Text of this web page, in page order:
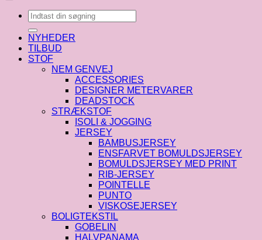
Søg
efter:
NYHEDER
TILBUD
STOF
NEM GENVEJ
ACCESSORIES
DESIGNER METERVARER
DEADSTOCK
STRÆKSTOF
ISOLI & JOGGING
JERSEY
BAMBUSJERSEY
ENSFARVET BOMULDSJERSEY
BOMULDSJERSEY MED PRINT
RIB-JERSEY
POINTELLE
PUNTO
VISKOSEJERSEY
BOLIGTEKSTIL
GOBELIN
HALVPANAMA